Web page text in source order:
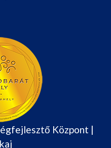
Központ |